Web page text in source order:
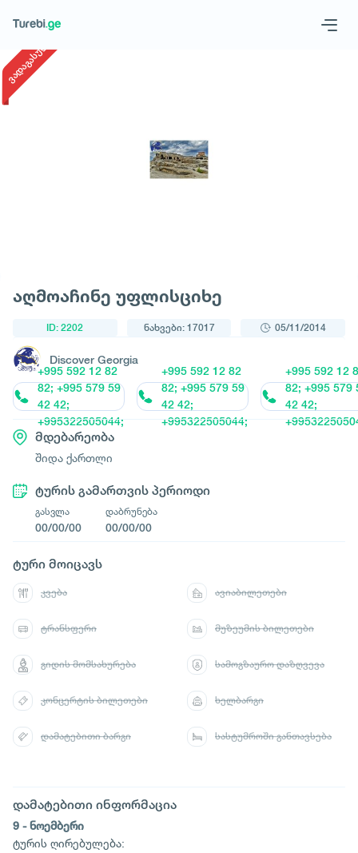
მოითხოვე ტური
ვადაგასული
აღმოაჩინე უფლისციხე
ID: 2202 ნახვები: 17017 05/11/2014
Discover Georgia
+995 592 12 82
82; +995 579 59
42 42;
+995322505044;
+995 592 12 82
82; +995 579 59
42 42;
+995322505044;
+995 592 12
82; +995 579
42 42;
მდებარეობა
შიდა ქართლი
ტურის გამართვის პერიოდი
გასვლა
00/00/00
დაბრუნება
00/00/00
დამატებითი ინფორმაცია
9 - ნოემბერი
ტურის ღირებულება:
ტური მოიცავს
კვება ავიაბილეთები
ტრანსფერი მუზეუმის ბილეთები
გიდის მომსახურება სამოგზაურო დაზღვევა
კონცერტის ბილეთები ხელბარგი
დამატებითი ბარგი სასტუმროში განთავსება